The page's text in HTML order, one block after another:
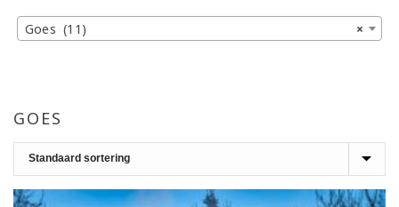
GOES
×
Goes (11)